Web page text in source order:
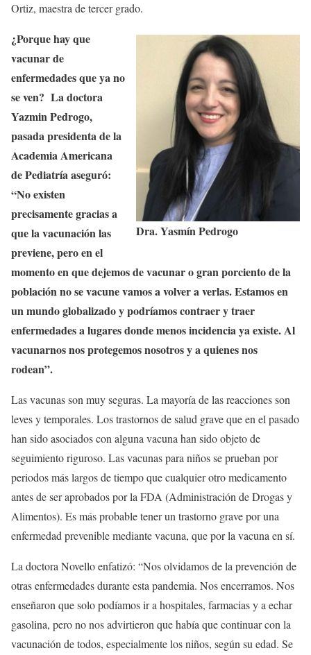
Ortiz, maestra de tercer grado.
Dra. Yasmín Pedrogo
¿Porque hay que
vacunar de
enfermedades que ya no
se ven? La doctora
Yazmin Pedrogo,
pasada presidenta de la
Academia Americana
de Pediatría aseguró:
“No existen
precisamente gracias a
que la vacunación las
previene, pero en el
momento en que dejemos de vacunar o gran porciento de la
población no se vacune vamos a volver a verlas. Estamos en
un mundo globalizado y podríamos contraer y traer
enfermedades a lugares donde menos incidencia ya existe. Al
vacunarnos nos protegemos nosotros y a quienes nos
rodean”.
Las vacunas son muy seguras. La mayoría de las reacciones son
leves y temporales. Los trastornos de salud grave que en el pasado
han sido asociados con alguna vacuna han sido objeto de
seguimiento riguroso. Las vacunas para niños se prueban por
periodos más largos de tiempo que cualquier otro medicamento
antes de ser aprobados por la FDA (Administración de Drogas y
Alimentos). Es más probable tener un trastorno grave por una
enfermedad prevenible mediante vacuna, que por la vacuna en sí.
La doctora Novello enfatizó: “Nos olvidamos de la prevención de
otras enfermedades durante esta pandemia. Nos encerramos. Nos
enseñaron que solo podíamos ir a hospitales, farmacias y a echar
gasolina, pero no nos advirtieron que había que continuar con la
vacunación de todos, especialmente los niños, según su edad. Se